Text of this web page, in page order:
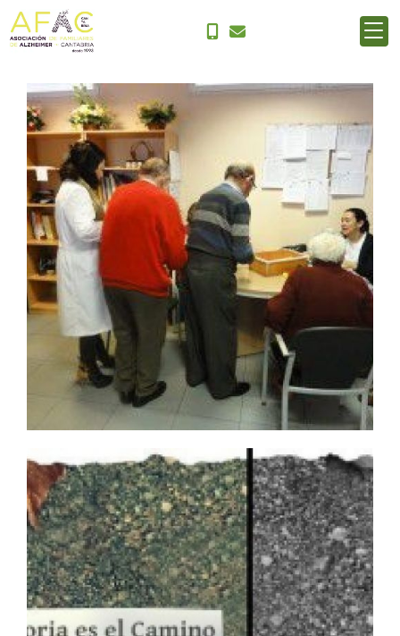
La memoria es el camino
Ampliar